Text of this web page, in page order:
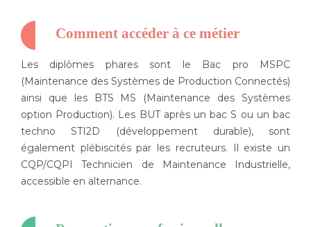
Comment accéder à ce métier
Les diplômes phares sont le Bac pro MSPC
(Maintenance des Systèmes de Production Connectés)
ainsi que les BTS MS (Maintenance des Systèmes
option Production). Les BUT après un bac S ou un bac
techno STI2D (développement durable), sont
également plébiscités par les recruteurs. Il existe un
CQP/CQPI Technicien de Maintenance Industrielle,
accessible en alternance.